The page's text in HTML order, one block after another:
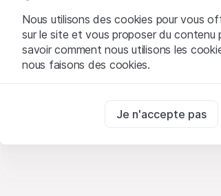
Conditions d'utilisation et
En utilisant le Site Web de Leonteq
avez compris et que vous acceptez les
Tous les droits de propriété
Nous utilisons des cookies pour vous
sur le site et vous proposer du contenu
savoir comment nous utilisons les
nous faisons des cookies.
Ces cookies sont nécessaires au bon
Je n'accepte pas